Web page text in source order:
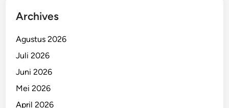
Archives
Agustus 2026
Juli 2026
Juni 2026
Mei 2026
April 2026